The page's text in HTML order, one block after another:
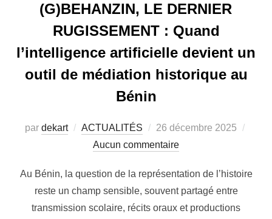
(G)BEHANZIN, LE DERNIER
RUGISSEMENT : Quand
l’intelligence artificielle devient un
outil de médiation historique au
Bénin
par dekart ACTUALITÉS
26 décembre 2025
Aucun commentaire
Au Bénin, la question de la représentation de l’histoire
reste un champ sensible, souvent partagé entre
transmission scolaire, récits oraux et productions